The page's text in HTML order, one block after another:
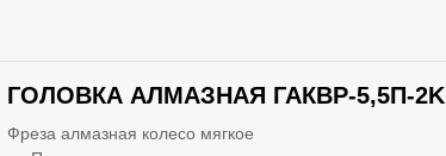
ГОЛОВКА АЛМАЗНАЯ ГАКВР-5,5П-2K
Фреза алмазная колесо мягкое